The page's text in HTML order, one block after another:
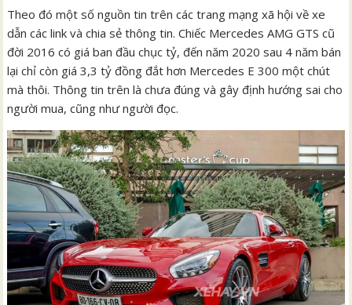
Theo đó một số nguồn tin trên các trang mạng xã hội về xe
dẫn các link và chia sẻ thông tin. Chiếc Mercedes AMG GTS cũ
đời 2016 có giá ban đầu chục tỷ, đến năm 2020 sau 4 năm bán
lại chỉ còn giá 3,3 tỷ đồng đắt hơn Mercedes E 300 một chút
mà thôi. Thông tin trên là chưa đúng và gây định hướng sai cho
người mua, cũng như người đọc.